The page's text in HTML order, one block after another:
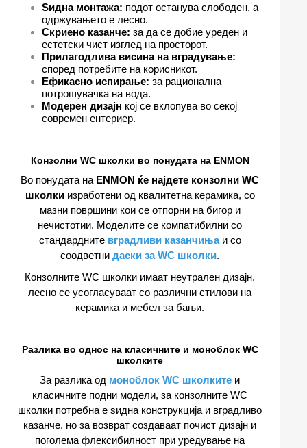
Ѕидна монтажа: подот останува слободен, а
одржувањето е лесно.
Скриено казанче: за да се добие уреден и
естетски чист изглед на просторот.
Прилагодлива висина на вградување:
според потребите на корисникот.
Ефикасно испирање: за рационална
потрошувачка на вода.
Модерен дизајн кој се вклопува во секој
современ ентериер.
Конзолни WC школки во понудата на ENMON
Во понудата на ENMON ќе најдете конзолни WC
школкиизработени од квалитетна керамика, со
мазни површини кои се отпорни на бигор и
нечистотии. Моделите се компатибилни со
стандардните вградливи казанчињаи со
соодветни даски за WC школки.
Конзолните WC школки имаат неутрален дизајн,
лесно се усогласуваат со различни стилови на
керамика и мебел за бањи.
Разлика во однос на класичните и моноблок WC
школките
За разлика од моноблок WC школките и
класичните подни модели, за конзолните WC
школки потребна е ѕидна конструкција и вградливо
казанче, но за возврат создаваат почист дизајн и
поголема флексибилност при уредување на